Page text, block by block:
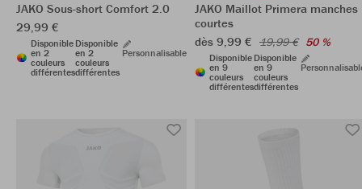
JAKO Sous-short Comfort 2.0
29,99 €
Disponible
en 2
couleurs
différentes
Disponible
en 2
couleurs
différentes
Personnalisable
JAKO Maillot Primera manches
courtes
dès 9,99 € 19,99 € 50 %
Disponible
en 9
couleurs
différentes
Disponible
en 9
couleurs
différentes